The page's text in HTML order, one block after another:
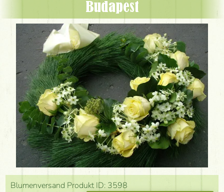
Budapest
Blumenversand Produkt ID: 3598